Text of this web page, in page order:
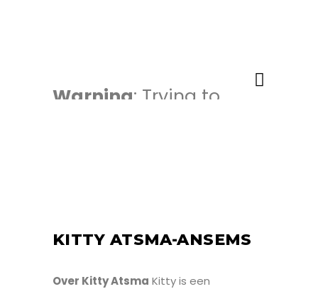
Warning: Trying to
KITTY ATSMA-ANSEMS
Over Kitty Atsma Kitty is een